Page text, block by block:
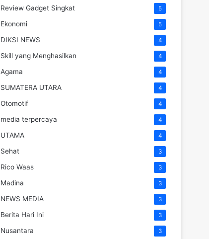
Review Gadget Singkat 5
Ekonomi 5
DIKSI NEWS 4
Skill yang Menghasilkan 4
Agama 4
SUMATERA UTARA 4
Otomotif 4
media terpercaya 4
UTAMA 4
Sehat 3
Rico Waas 3
Madina 3
NEWS MEDIA 3
Berita Hari Ini 3
Nusantara 3